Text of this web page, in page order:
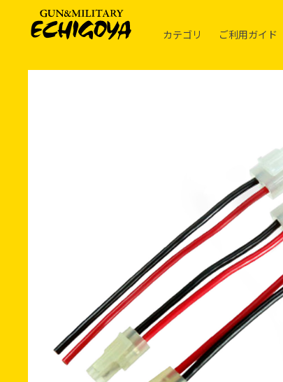
カテゴリ ご利用ガイド